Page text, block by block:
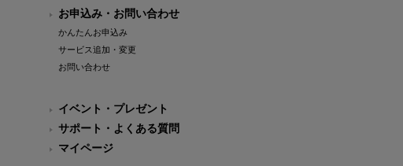
お申込み・お問い合わせ
かんたんお申込み
サービス追加・変更
お問い合わせ
イベント・プレゼント
サポート・よくある質問
マイページ